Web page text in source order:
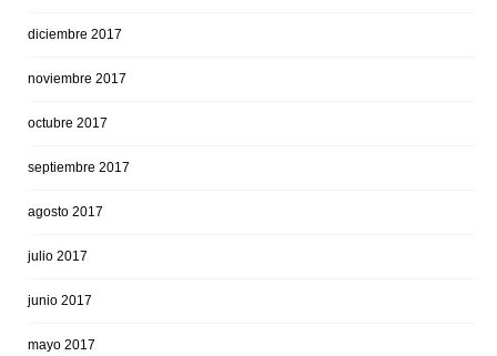
diciembre 2017
noviembre 2017
octubre 2017
septiembre 2017
agosto 2017
julio 2017
junio 2017
mayo 2017